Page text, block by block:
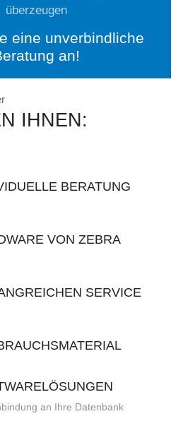
überzeugen
eine unverbindliche
an!
IHNEN:
BERATUNG
VON ZEBRA
SERVICE
an Ihre Datenbank